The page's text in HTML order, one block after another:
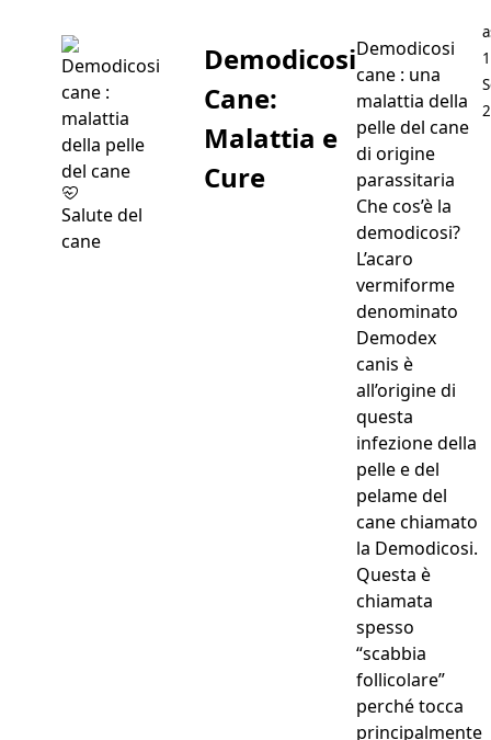
Salute del
cane
Demodicosi
Cane:
Malattia e
Cure
Demodicosi
cane : una
malattia della
pelle del cane
di origine
parassitaria
Che cos’è la
demodicosi?
L’acaro
vermiforme
denominato
Demodex
canis è
all’origine di
questa
infezione della
pelle e del
pelame del
cane chiamato
la Demodicosi.
Questa è
chiamata
spesso
“scabbia
follicolare”
perché tocca
principalmente